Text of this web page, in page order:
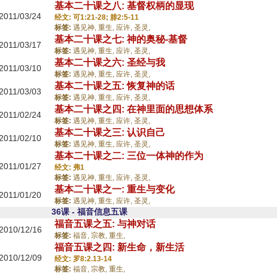
2011/03/24
基本二十课之八: 基督权柄的显现
经文: 可1:21-28; 腓2:5-11
标签: 遇见神, 重生, 应许, 圣灵,
2011/03/17
基本二十课之七: 神的奥秘-基督
标签: 遇见神, 重生, 应许, 圣灵,
2011/03/10
基本二十课之六: 圣经与我
标签: 遇见神, 重生, 应许, 圣灵,
2011/03/03
基本二十课之五: 恢复神的话
标签: 遇见神, 重生, 应许, 圣灵,
2011/02/24
基本二十课之四: 在神里面的思想体系
标签: 遇见神, 重生, 应许, 圣灵,
2011/02/10
基本二十课之三: 认识自己
标签: 遇见神, 重生, 应许, 圣灵,
2011/01/27
基本二十课之二: 三位一体神的作为
经文: 弗1
标签: 遇见神, 重生, 应许, 圣灵,
2011/01/20
基本二十课之一: 重生与变化
标签: 遇见神, 重生, 应许, 圣灵,
36课 - 福音信息五课
2010/12/16
福音五课之五: 与神对话
标签: 福音, 宗教, 重生,
2010/12/09
福音五课之四: 新生命，新生活
经文: 罗8:2.13-14
标签: 福音, 宗教, 重生,